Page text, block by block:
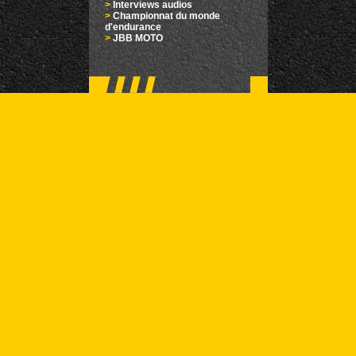
> Interviews audios
>Championnat du monde
d'endurance
> JBB MOTO